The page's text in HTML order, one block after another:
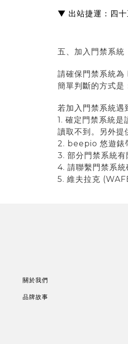
▼ 出站捷運：四十
五、加入門禁系統
請確保門禁系統為
簡單判斷的方式是
若加入門禁系統遇
1. 確定門禁系統
讀取不到。另外提
2. beepio 悠遊錶
3. 部分門禁系統有
4. 請聯繫門禁系
5. 維夫拉克
關於我們
品牌故事